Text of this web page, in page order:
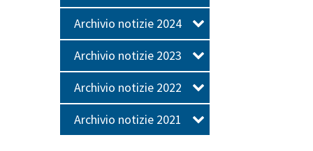
Archivio notizie 2024
Archivio notizie 2023
Archivio notizie 2022
Archivio notizie 2021